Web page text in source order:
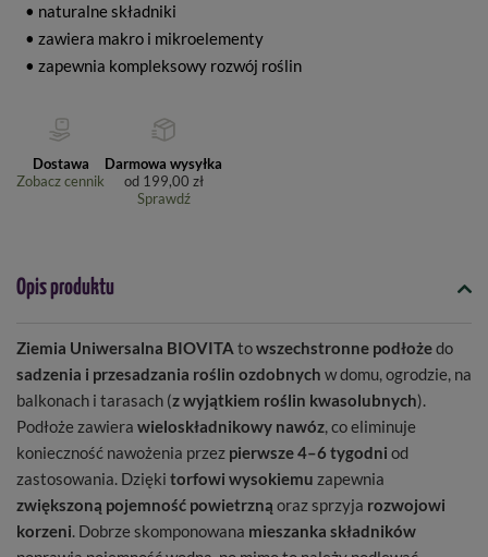
• naturalne składniki
• zawiera makro i mikroelementy
• zapewnia kompleksowy rozwój roślin
Dostawa
Zobacz cennik
Darmowa wysyłka
od 199,00 zł
Sprawdź
Opis produktu
Ziemia Uniwersalna BIOVITA towszechstronne podłożedo
sadzenia i przesadzania roślin ozdobnych w domu, ogrodzie, na
balkonach i tarasach (z wyjątkiem roślin kwasolubnych).
Podłoże zawiera wieloskładnikowy nawóz, co eliminuje
konieczność nawożenia przez pierwsze 4–6 tygodni od
zastosowania. Dzięki torfowi wysokiemu zapewnia
zwiększoną pojemność powietrzną oraz sprzyja rozwojowi
korzeni. Dobrze skomponowana mieszanka składników